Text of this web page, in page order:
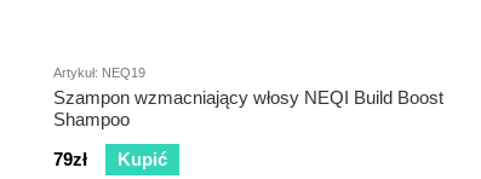
Artykuł: NEQ19
Szampon wzmacniający włosy NEQI Build Boost
Shampoo
79zł
Kupić